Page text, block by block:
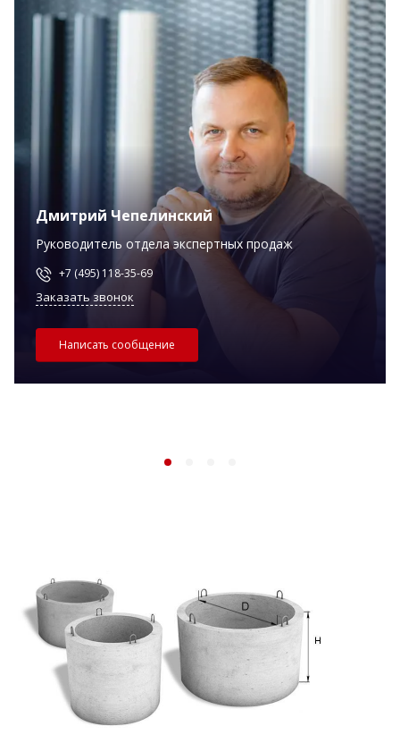
Дмитрий Чепелинский
Руководитель отдела экспертных продаж
+7 (495) 118-35-69
Заказать звонок
Написать сообщение